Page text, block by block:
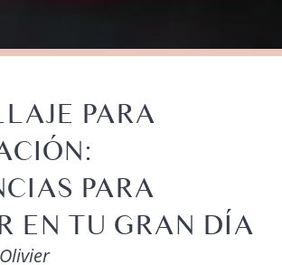
PARA
PARA
EN TU GRAN DÍA